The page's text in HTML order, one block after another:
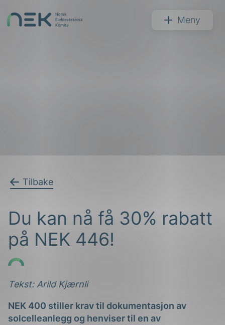
NEK Meny
Tilbake
Du kan nå få 30% rabatt
på NEK 446!
Tekst: Arild Kjærnli
NEK 400 stiller krav til dokumentasjon av
solcelleanlegg og henviser til en av